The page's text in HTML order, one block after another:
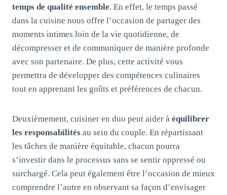
temps de qualité ensemble. En effet, le temps passé
dans la cuisine nous offre l’occasion de partager des
moments intimes loin de la vie quotidienne, de
décompresser et de communiquer de manière profonde
avec son partenaire. De plus, cette activité vous
permettra de développer des compétences culinaires
tout en apprenant les goûts et préférences de chacun.
Deuxièmement, cuisiner en duo peut aider à équilibrer
les responsabilités au sein du couple. En répartissant
les tâches de manière équitable, chacun pourra
s’investir dans le processus sans se sentir oppressé ou
surchargé. Cela peut également être l’occasion de mieux
comprendre l’autre en observant sa façon d’envisager